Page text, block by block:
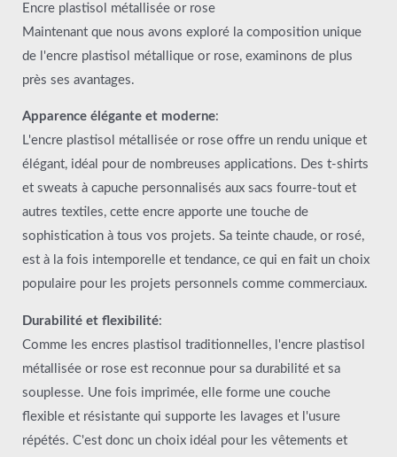
Encre plastisol métallisée or rose
Maintenant que nous avons exploré la composition unique
de l'encre plastisol métallique or rose, examinons de plus
près ses avantages.
Apparence élégante et moderne:
L'encre plastisol métallisée or rose offre un rendu unique et
élégant, idéal pour de nombreuses applications. Des t-shirts
et sweats à capuche personnalisés aux sacs fourre-tout et
autres textiles, cette encre apporte une touche de
sophistication à tous vos projets. Sa teinte chaude, or rosé,
est à la fois intemporelle et tendance, ce qui en fait un choix
populaire pour les projets personnels comme commerciaux.
Durabilité et flexibilité:
Comme les encres plastisol traditionnelles, l'encre plastisol
métallisée or rose est reconnue pour sa durabilité et sa
souplesse. Une fois imprimée, elle forme une couche
flexible et résistante qui supporte les lavages et l'usure
répétés. C'est donc un choix idéal pour les vêtements et